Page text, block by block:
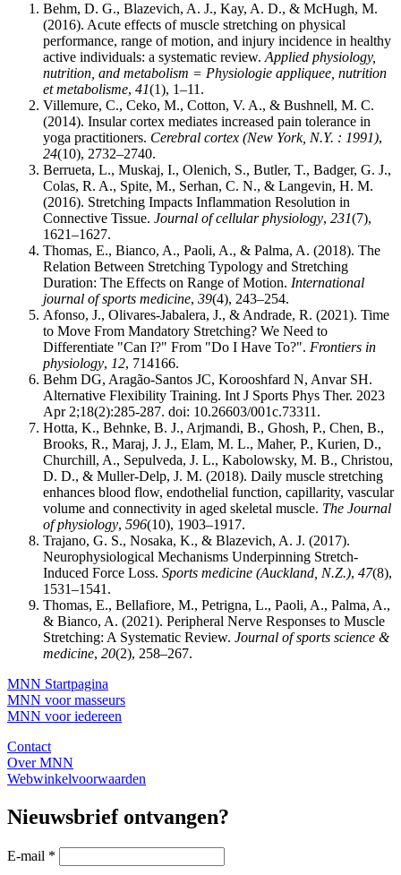
Behm, D. G., Blazevich, A. J., Kay, A. D., & McHugh, M.
(2016). Acute effects of muscle stretching on physical
performance, range of motion, and injury incidence in healthy
active individuals: a systematic review. Applied physiology,
nutrition, and metabolism = Physiologie appliquee, nutrition
et metabolisme, 41(1), 1–11.
Villemure, C., Ceko, M., Cotton, V. A., & Bushnell, M. C.
(2014). Insular cortex mediates increased pain tolerance in
yoga practitioners. Cerebral cortex (New York, N.Y. : 1991),
24(10), 2732–2740.
Berrueta, L., Muskaj, I., Olenich, S., Butler, T., Badger, G. J.,
Colas, R. A., Spite, M., Serhan, C. N., & Langevin, H. M.
(2016). Stretching Impacts Inflammation Resolution in
Connective Tissue. Journal of cellular physiology, 231(7),
1621–1627.
Thomas, E., Bianco, A., Paoli, A., & Palma, A. (2018). The
Relation Between Stretching Typology and Stretching
Duration: The Effects on Range of Motion. International
journal of sports medicine, 39(4), 243–254.
Afonso, J., Olivares-Jabalera, J., & Andrade, R. (2021). Time
to Move From Mandatory Stretching? We Need to
Differentiate "Can I?" From "Do I Have To?". Frontiers in
physiology, 12, 714166.
Behm DG, Aragão-Santos JC, Korooshfard N, Anvar SH.
Alternative Flexibility Training. Int J Sports Phys Ther. 2023
Apr 2;18(2):285-287. doi: 10.26603/001c.73311.
Hotta, K., Behnke, B. J., Arjmandi, B., Ghosh, P., Chen, B.,
Brooks, R., Maraj, J. J., Elam, M. L., Maher, P., Kurien, D.,
Churchill, A., Sepulveda, J. L., Kabolowsky, M. B., Christou,
D. D., & Muller-Delp, J. M. (2018). Daily muscle stretching
enhances blood flow, endothelial function, capillarity, vascular
volume and connectivity in aged skeletal muscle. The Journal
of physiology, 596(10), 1903–1917.
Trajano, G. S., Nosaka, K., & Blazevich, A. J. (2017).
Neurophysiological Mechanisms Underpinning Stretch-
Induced Force Loss. Sports medicine (Auckland, N.Z.), 47(8),
1531–1541.
Thomas, E., Bellafiore, M., Petrigna, L., Paoli, A., Palma, A.,
& Bianco, A. (2021). Peripheral Nerve Responses to Muscle
Stretching: A Systematic Review. Journal of sports science &
medicine, 20(2), 258–267.
MNN Startpagina
MNN voor masseurs
MNN voor iedereen
Contact
Over MNN
Webwinkelvoorwaarden
Nieuwsbrief ontvangen?
E-mail *